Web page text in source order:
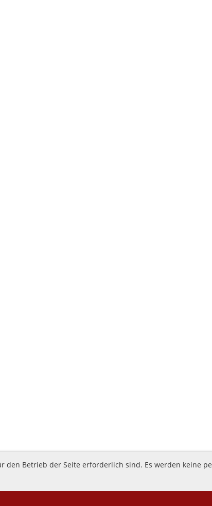
Betrieb der Seite erforderlich sind. Es werden keine